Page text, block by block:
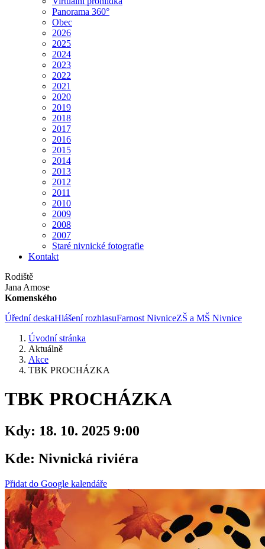
Panorama 360°
Obec
2026
2025
2024
2023
2022
2021
2020
2019
2018
2017
2016
2015
2014
2013
2012
2011
2010
2009
2008
2007
Staré nivnické fotografie
Kontakt
Rodiště
Jana Amose
Komenského
Úřední deskaHlášení rozhlasuFarnost NivniceZŠ a MŠ Nivnice
Úvodní stránka
Aktuálně
Akce
TBK PROCHÁZKA
TBK PROCHÁZKA
Kdy: 18. 10. 2025 9:00
Kde: Nivnická riviéra
Přidat do Google kalendáře